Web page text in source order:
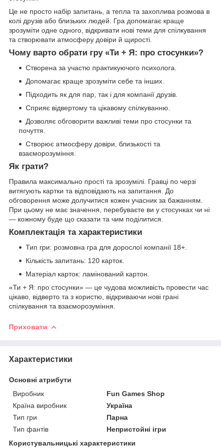
Це не просто набір запитань, а тепла та захоплива розмова в
колі друзів або близьких людей. Гра допомагає краще
зрозуміти одне одного, відкривати нові теми для спілкування
та створювати атмосферу довіри й щирості.
Чому варто обрати гру «Ти + Я: про стосунки»?
Створена за участю практикуючого психолога.
Допомагає краще зрозуміти себе та інших.
Підходить як для пар, так і для компанії друзів.
Сприяє відвертому та цікавому спілкуванню.
Дозволяє обговорити важливі теми про стосунки та
почуття.
Створює атмосферу довіри, близькості та
взаєморозуміння.
Як грати?
Правила максимально прості та зрозумілі. Гравці по черзі
витягують картки та відповідають на запитання. До
обговорення може долучитися кожен учасник за бажанням.
При цьому не має значення, перебуваєте ви у стосунках чи ні
— кожному буде що сказати та чим поділитися.
Комплектація та характеристики
Тип гри: розмовна гра для дорослої компанії 18+.
Кількість запитань: 120 карток.
Матеріал карток: ламінований картон.
«Ти + Я: про стосунки» — це чудова можливість провести час
цікаво, відверто та з користю, відкриваючи нові грані
спілкування та взаєморозуміння.
Приховати
Характеристики
Основні атрибути
Виробник
Fun Games Shop
Країна виробник
Україна
Тип гри
Парна
Тип фантів
Непристойні ігри
Користувальницькі характеристики